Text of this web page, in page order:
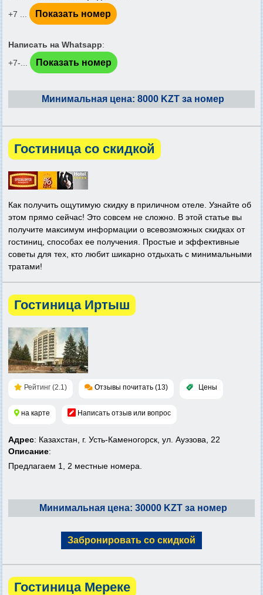
+7 ...
Показать номер
Написать на Whatsapp:
+7-...
Показать номер
Минимальная цена: 8000 KZT за номер
Гостиница со скидкой
Как получить ощутимую скидку в приличном отеле. Узнайте об
этом прямо сейчас! Это совсем не сложно. В этой статье вы
получите максимум информации о всевозможных скидках от
гостиниц, способах ее получения. Простые и эффективные
советы для тех, кто любит шикарно отдыхать с минимальными
тратами!
Гостиница Иртыш
Рейтинг (2.1) Отзывы почитать (13) Цены
на карте Написать отзыв или вопрос
Адрес: Казахстан, г. Усть-Каменогорск, ул. Ауэзова, 22
Описание:
Предлагаем 1, 2 местные номера.
Минимальная цена: 30000 KZT за номер
Забронировать со скидкой
Гостиница Мереке